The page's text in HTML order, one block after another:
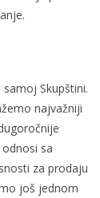
Skupštini.
najvažniji
sa
za prodaju
još jednom